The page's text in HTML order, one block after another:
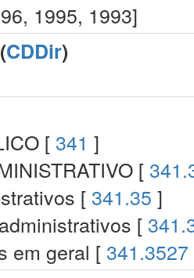
1995, 1993]
CDDir)
[ 341 ]
[
[ 341.35 ]
[
em geral [ 341.3527